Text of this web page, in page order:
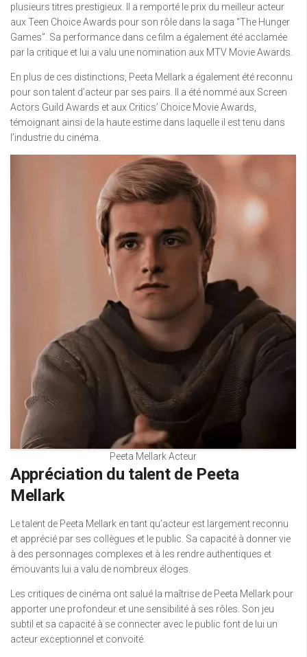
plusieurs titres prestigieux. Il a remporté le prix du meilleur acteur
aux Teen Choice Awards pour son rôle dans la saga “The Hunger
Games”. Sa performance dans ce film a également été acclamée
par la critique et lui a valu une nomination aux MTV Movie Awards.
En plus de ces distinctions, Peeta Mellark a également été reconnu
pour son talent d’acteur par ses pairs. Il a été nommé aux Screen
Actors Guild Awards et aux Critics’ Choice Movie Awards,
témoignant ainsi de la haute estime dans laquelle il est tenu dans
l’industrie du cinéma.
Peeta Mellark Acteur
Appréciation du talent de Peeta
Mellark
Le talent de Peeta Mellark en tant qu’acteur est largement reconnu
et apprécié par ses collègues et le public. Sa capacité à donner vie
à des personnages complexes et à les rendre authentiques et
émouvants lui a valu de nombreux éloges.
Les critiques de cinéma ont salué la maîtrise de Peeta Mellark pour
apporter une profondeur et une sensibilité à ses rôles. Son jeu
subtil et sa capacité à se connecter avec le public font de lui un
acteur exceptionnel et convoité.